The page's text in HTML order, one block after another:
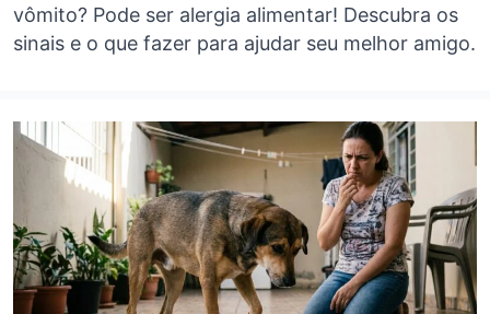
vômito? Pode ser alergia alimentar! Descubra os
sinais e o que fazer para ajudar seu melhor amigo.